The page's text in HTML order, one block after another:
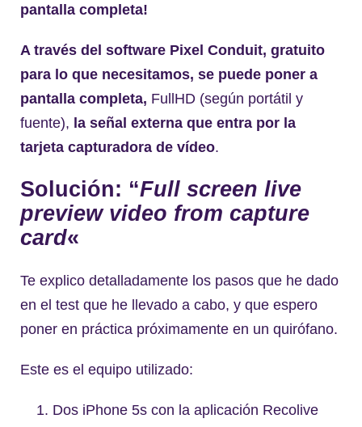
pantalla completa!
A través del software Pixel Conduit, gratuito
para lo que necesitamos, se puede poner a
pantalla completa, FullHD (según portátil y
fuente), la señal externa que entra por la
tarjeta capturadora de vídeo.
Solución: “Full screen live
preview video from capture
card«
Te explico detalladamente los pasos que he dado
en el test que he llevado a cabo, y que espero
poner en práctica próximamente en un quirófano.
Este es el equipo utilizado:
Dos iPhone 5s con la aplicación Recolive